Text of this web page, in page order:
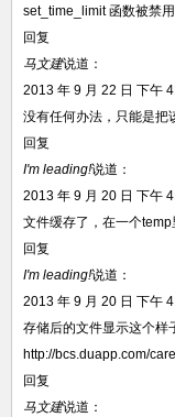
set_time_limit 函数被禁
回复
马文建说道：
2013 年 9 月 22 日 下午
没有任何办法，只能是把
回复
I'm leading!说道：
2013 年 9 月 20 日 下午
文件缓存了，在一个
回复
I'm leading!说道：
2013 年 9 月 20 日 下午
存储后的文件显示这个样
http://bcs.duapp.com/
回复
马文建说道：